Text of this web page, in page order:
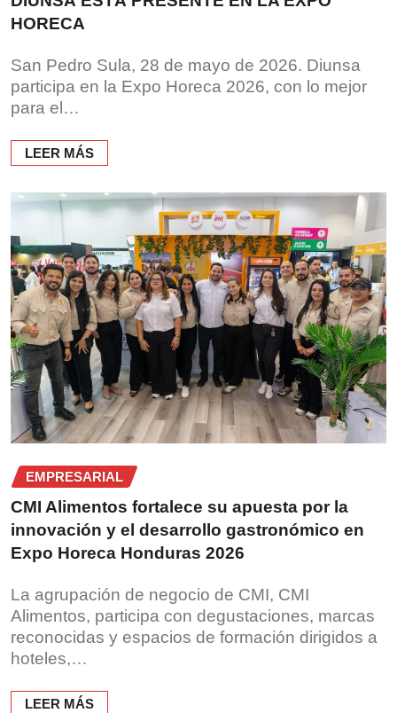
HORECA
San Pedro Sula, 28 de mayo de 2026. Diunsa
participa en la Expo Horeca 2026, con lo mejor
para el…
LEER MÁS
EMPRESARIAL
CMI Alimentos fortalece su apuesta por la
innovación y el desarrollo gastronómico en
Expo Horeca Honduras 2026
La agrupación de negocio de CMI, CMI
Alimentos, participa con degustaciones, marcas
reconocidas y espacios de formación dirigidos a
hoteles,…
LEER MÁS